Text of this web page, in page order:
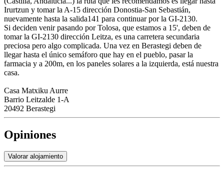
Irurtzun y tomar la A-15 dirección Donostia-San Sebastián,
nuevamente hasta la salida141 para continuar por la GI-2130.
Si deciden venir pasando por Tolosa, que estamos a 15', deben de
tomar la GI-2130 dirección Leitza, es una carretera secundaria
preciosa pero algo complicada. Una vez en Berastegi deben de
llegar hasta el único semáforo que hay en el pueblo, pasar la
farmacia y a 200m, en los paneles solares a la izquierda, está nuestra
casa.
Casa Matxiku Aurre
Barrio Leitzalde 1-A
20492 Berastegi
Opiniones
Valorar alojamiento